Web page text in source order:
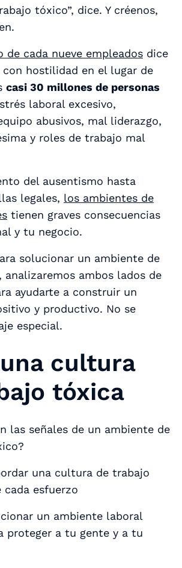
tóxico”, dice. Y créenos,
de cada nueve empleados dice
hostilidad en el lugar de
casi 30 millones de personas
laboral excesivo,
abusivos, mal liderazgo,
y roles de trabajo mal
del ausentismo hasta
legales, los ambientes de
tienen graves consecuencias
y tu negocio.
solucionar un ambiente de
ambos lados de
ayudarte a construir un
y productivo. No se
especial.
cultura
tóxica
las señales de un ambiente de
una cultura de trabajo
esfuerzo
un ambiente laboral
proteger a tu gente y a tu